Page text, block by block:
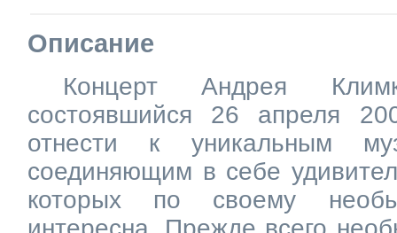
Описание
Концерт Андрея
состоявшийся 26 апреля
отнести к уникальным
соединяющим в себе
которых по своему